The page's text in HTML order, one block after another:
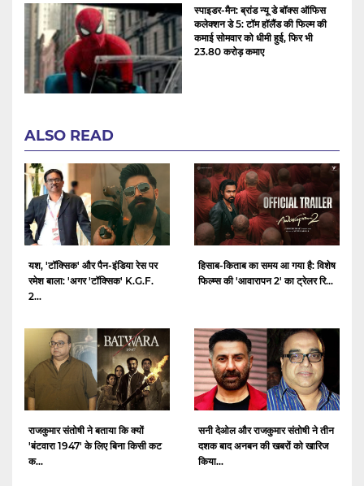
स्पाइडर-मैन: ब्रांड न्यू डे बॉक्स ऑफिस
कलेक्शन डे 5: टॉम हॉलैंड की फिल्म की
कमाई सोमवार को धीमी हुई, फिर भी
23.80 करोड़ कमाए
ALSO READ
यश, 'टॉक्सिक' और पैन-इंडिया रेस पर
रमेश बाला: 'अगर 'टॉक्सिक' K.G.F.
2...
हिसाब-किताब का समय आ गया है: विशेष
फिल्म्स की 'आवारापन 2' का ट्रेलर रि...
राजकुमार संतोषी ने बताया कि क्यों
'बंटवारा 1947' के लिए बिना किसी कट
क...
सनी देओल और राजकुमार संतोषी ने तीन
दशक बाद अनबन की खबरों को खारिज
किया...